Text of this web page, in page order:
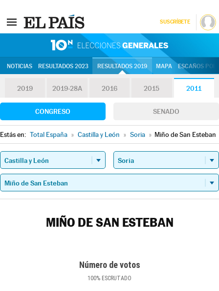
SUSCRÍBETE
NOTICIAS RESULTADOS 2023 RESULTADOS 2019 MAPA ESCAÑOS
2019 2019-28A 2016 2015 2011
CONGRESO SENADO
Estás en: Total España » Castilla y León » Soria » Miño de San Esteban
MIÑO DE SAN ESTEBAN
Número de votos
100% ESCRUTADO